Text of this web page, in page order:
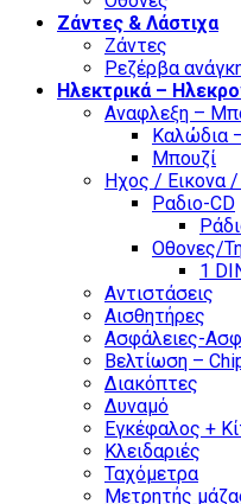
Ζάντες & Λάστιχα
Ζάντες
Ρεζέρβα
Ηλεκτρικά –
Αναφλεξη –
Καλώδια
Μπουζί
Ηχος / Εικονα /
Ραδιο-CD
Οθονες/
1
Αντιστάσεις
Αισθητήρες
Ασφάλειες-
Βελτίωση –
Διακόπτες
Δυναμό
Εγκέφαλος +
Κλειδαριές
Ταχόμετρα
Μετρητής